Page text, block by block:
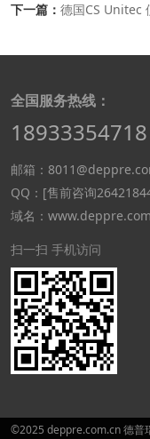
下一篇： 德国CS Unitec
全国服务热线：
18933354718
邮箱：
QQ： [售前咨询
域名：
扫一扫 手机访问
©2025 deppre.com.cn 德普